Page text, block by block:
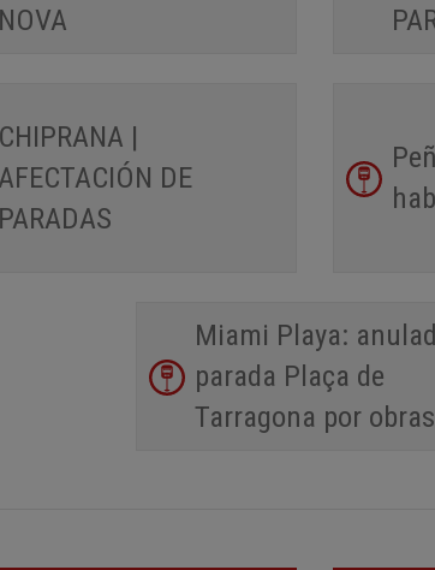
NOVA
CHIPRANA |
AFECTACIÓN DE
PARADAS
Miami Playa:
parada Plaça de
Tarragona por obras